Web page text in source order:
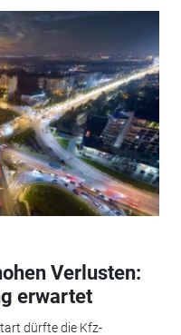
Verlusten:
erwartet
dürfte die Kfz-